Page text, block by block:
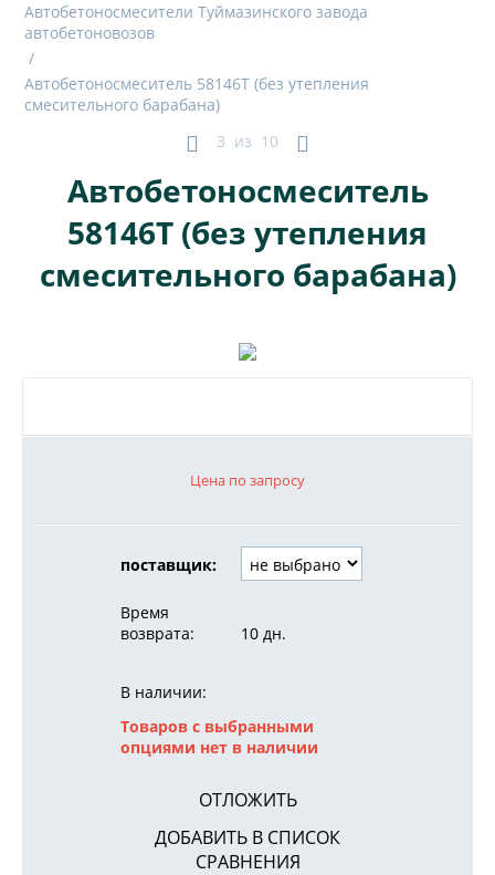
Автобетоносмесители Туймазинского завода
автобетоновозов
/
Автобетоносмеситель 58146T (без утепления
смесительного барабана)
3 из 10
Автобетоносмеситель
58146T (без утепления
смесительного барабана)
Цена по запросу
поставщик:
Время
возврата:
10 дн.
В наличии:
Товаров с выбранными
опциями нет в наличии
ОТЛОЖИТЬ
ДОБАВИТЬ В СПИСОК
СРАВНЕНИЯ